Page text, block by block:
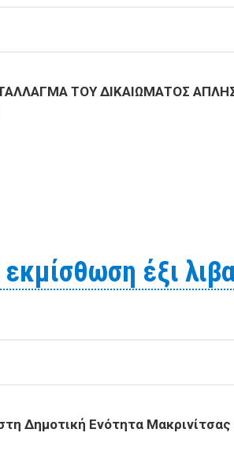
ΤΟΥ ΔΙΚΑΙΩΜΑΤΟΣ
ΜΕ ΑΝΤΑΛΛΑΓΜΑ ΤΟΥ
έξι
Δημοτική Ενότητα Μακρινίτσας